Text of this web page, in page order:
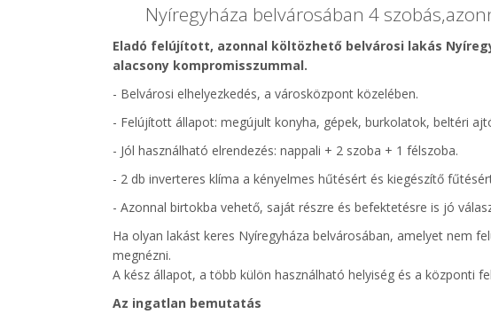
Nyíregyháza belvárosában 4
Eladó felújított, azonnal költözhető belvárosi lakás
alacsony kompromisszummal.
- Belvárosi elhelyezkedés, a városközpont közelében.
- Felújított állapot: megújult konyha, gépek, burkolatok, beltéri
- Jól használható elrendezés: nappali + 2 szoba + 1 félszoba.
- 2 db inverteres klíma a kényelmes hűtésért és kiegészítő
- Azonnal birtokba vehető, saját részre és befektetésre is jó
Ha olyan lakást keres Nyíregyháza belvárosában, amelyet nem
megnézni.
A kész állapot, a több külön használható helyiség és a központi
Az ingatlan bemutatás